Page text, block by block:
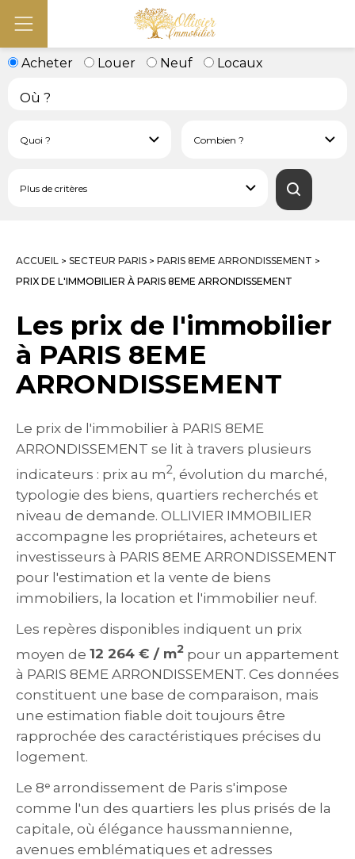
Acheter Louer Neuf Locaux
ACCUEIL > SECTEUR PARIS > PARIS 8EME ARRONDISSEMENT >
PRIX DE L'IMMOBILIER À PARIS 8EME ARRONDISSEMENT
Les prix de l'immobilier
à PARIS 8EME
ARRONDISSEMENT
Le prix de l'immobilier à PARIS 8EME
ARRONDISSEMENT se lit à travers plusieurs
indicateurs : prix au m2, évolution du marché,
typologie des biens, quartiers recherchés et
niveau de demande. OLLIVIER IMMOBILIER
accompagne les propriétaires, acheteurs et
investisseurs à PARIS 8EME ARRONDISSEMENT
pour l'estimation et la vente de biens
immobiliers, la location et l'immobilier neuf.
Les repères disponibles indiquent un prix
moyen de 12 264 € / m2 pour un appartement
à PARIS 8EME ARRONDISSEMENT. Ces données
constituent une base de comparaison, mais
une estimation fiable doit toujours être
rapprochée des caractéristiques précises du
logement.
Le 8ᵉ arrondissement de Paris s'impose
comme l'un des quartiers les plus prisés de la
capitale, où élégance haussmannienne,
avenues emblématiques et adresses